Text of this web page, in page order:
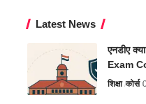
Latest News
एनडीए
Exam
शिक्षा कोर्स